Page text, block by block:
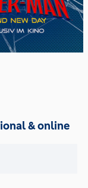
& online